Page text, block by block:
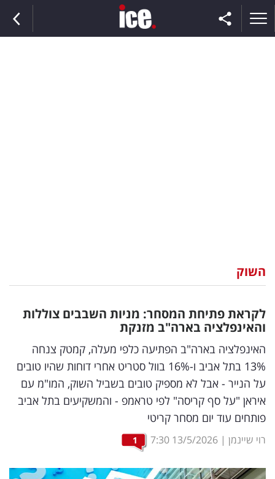
וצרכנות
דיגיטל
וטק
שיווק
ופרסום
משפט
ומחקרים
השוק
לקראת פתיחת המסחר: מניות השבבים צוללות
והאינפלציה בארה"ב מזנקת
האינפלציה בארה"ב הפתיעה כלפי מעלה, קמטק צנחה
13% בתל אביב ו-16% בוול סטריט אחרי דוחות שהיו טובים
על הנייר - אבל לא מספיק טובים בשביל השוק, המו"מ עם
איראן "על סף קריסה" לפי טראמפ - והמשקיעים בתל אביב
פותחים עוד יום מסחר קריטי
רוי שיינמן |
13/5/2026
7:30
1